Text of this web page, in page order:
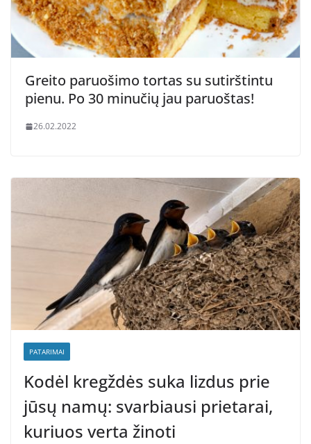
Greito paruošimo tortas su sutirštintu
pienu. Po 30 minučių jau paruoštas!
26.02.2022
PATARIMAI
Kodėl kregždės suka lizdus prie
jūsų namų: svarbiausi prietarai,
kuriuos verta žinoti